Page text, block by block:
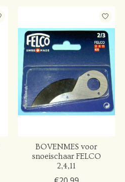
BOVENMES voor
snoeischaar FELCO
2,4,11